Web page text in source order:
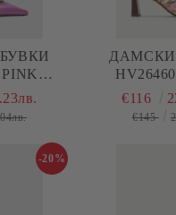
€116
€145
-20%